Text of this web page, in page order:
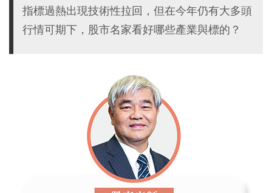
指標過熱出現技術性拉回，但在今年仍有大多頭
行情可期下，股市名家看好哪些產業與標的？